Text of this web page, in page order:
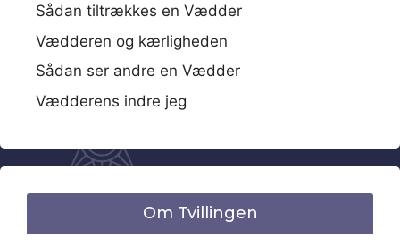
Sådan tiltrækkes en Vædder
Vædderen og kærligheden
Sådan ser andre en Vædder
Vædderens indre jeg
Om Tvillingen